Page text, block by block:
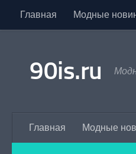
Skip to content
Главная Модные
90is.ru
Главная Модные